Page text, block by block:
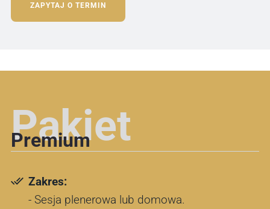
ZAPYTAJ O TERMIN
Pakiet
Premium
Zakres:
- Sesja plenerowa lub domowa.